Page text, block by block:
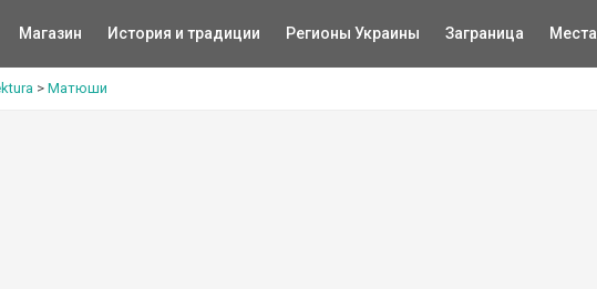
Магазин История и традиции Регионы Украины Заграница Места
> Матюши